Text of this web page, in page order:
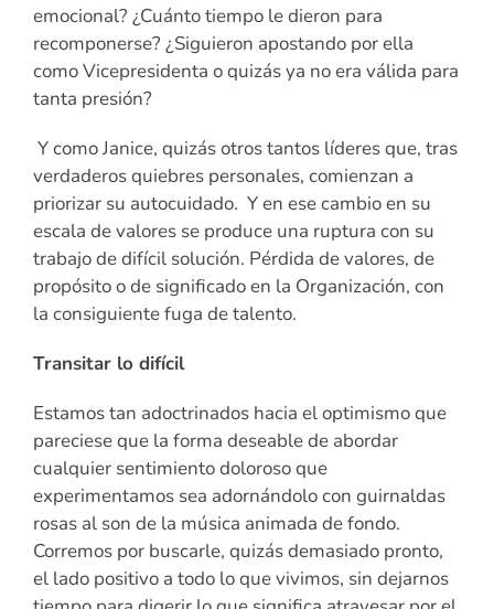
emocional? ¿Cuánto tiempo le dieron para
recomponerse? ¿Siguieron apostando por ella
como Vicepresidenta o quizás ya no era válida para
tanta presión?
Y como Janice, quizás otros tantos líderes que, tras
verdaderos quiebres personales, comienzan a
priorizar su autocuidado. Y en ese cambio en su
escala de valores se produce una ruptura con su
trabajo de difícil solución. Pérdida de valores, de
propósito o de significado en la Organización, con
la consiguiente fuga de talento.
Transitar lo difícil
Estamos tan adoctrinados hacia el optimismo que
pareciese que la forma deseable de abordar
cualquier sentimiento doloroso que
experimentamos sea adornándolo con guirnaldas
rosas al son de la música animada de fondo.
Corremos por buscarle, quizás demasiado pronto,
el lado positivo a todo lo que vivimos, sin dejarnos